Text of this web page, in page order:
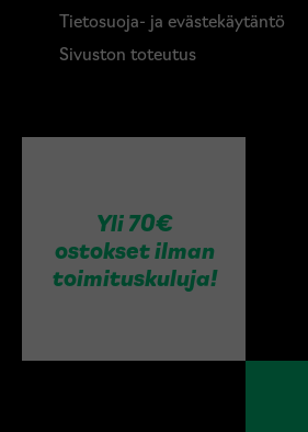
Tietosuoja- ja evästekäytäntö
Sivuston toteutus
Yli 70€
ostokset ilman
toimituskuluja!